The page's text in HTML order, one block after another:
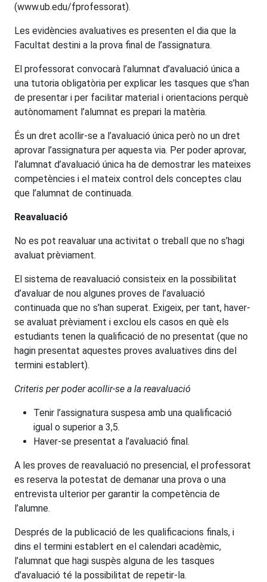
(www.ub.edu/fprofessorat).
Les evidències avaluatives es presenten el dia que la
Facultat destini a la prova final de l’assignatura.
El professorat convocarà l’alumnat d’avaluació única a
una tutoria obligatòria per explicar les tasques que s’han
de presentar i per facilitar material i orientacions perquè
autònomament l’alumnat es prepari la matèria.
És un dret acollir-se a l’avaluació única però no un dret
aprovar l’assignatura per aquesta via. Per poder aprovar,
l’alumnat d’avaluació única ha de demostrar les mateixes
competències i el mateix control dels conceptes clau
que l’alumnat de continuada.
Reavaluació
No es pot reavaluar una activitat o treball que no s’hagi
avaluat prèviament.
El sistema de reavaluació consisteix en la possibilitat
d’avaluar de nou algunes proves de l’avaluació
continuada que no s’han superat. Exigeix, per tant, haver-
se avaluat prèviament i exclou els casos en què els
estudiants tenen la qualificació de no presentat (que no
hagin presentat aquestes proves avaluatives dins del
termini establert).
Criteris per poder acollir-se a la reavaluació
Tenir l’assignatura suspesa amb una qualificació
igual o superior a 3,5.
Haver-se presentat a l’avaluació final.
A les proves de reavaluació no presencial, el professorat
es reserva la potestat de demanar una prova o una
entrevista ulterior per garantir la competència de
l’alumne.
Després de la publicació de les qualificacions finals, i
dins el termini establert en el calendari acadèmic,
l’alumnat que hagi suspès alguna de les tasques
d’avaluació té la possibilitat de repetir-la.